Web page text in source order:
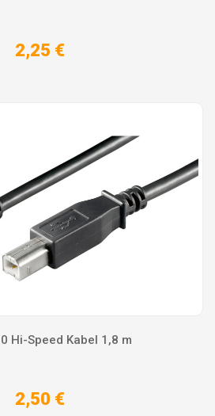
2,25 €
Hi-Speed Kabel 1,8 m
2,50 €